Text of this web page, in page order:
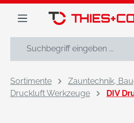
springen
Sortimente
Zauntechnik,
Druckluft Werkzeuge
DIV